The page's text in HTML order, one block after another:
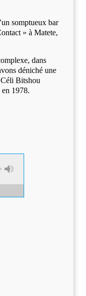
somptueux bar
» à Matete,
dans
déniché une
Bitshou
1978.